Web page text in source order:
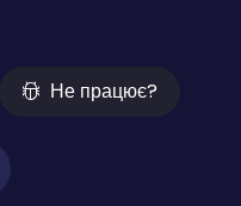
Не працює?